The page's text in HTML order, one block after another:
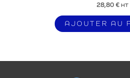
28,80 € HT
AJOUTER AU